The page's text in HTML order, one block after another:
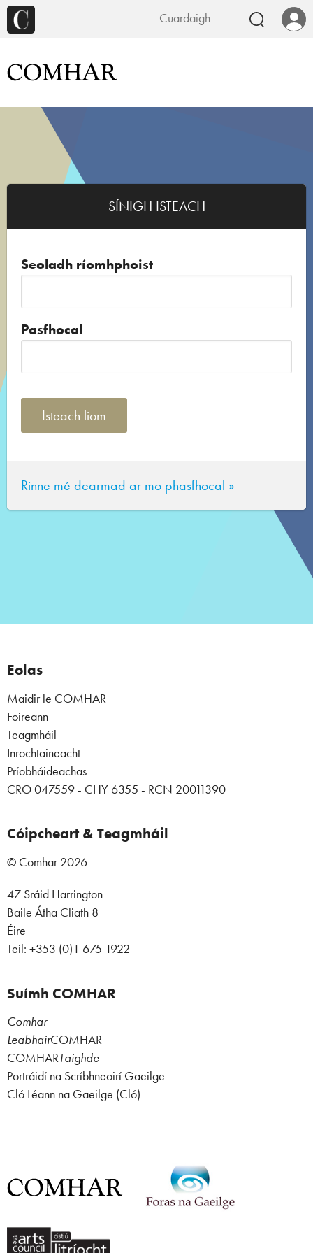
SÍNIGH ISTEACH
Seoladh ríomhphoist
Pasfhocal
Rinne mé dearmad ar mo phasfhocal »
Eolas
Maidir le COMHAR
Foireann
Teagmháil
Inrochtaineacht
Príobháideachas
CRO 047559 - CHY 6355 - RCN 20011390
Cóipcheart & Teagmháil
© Comhar 2026
47 Sráid Harrington
Baile Átha Cliath 8
Éire
Teil: +353 (0)1 675 1922
Suímh COMHAR
Comhar
LeabhairCOMHAR
COMHARTaighde
Portráidí na Scríbhneoirí Gaeilge
Cló Léann na Gaeilge (Cló)